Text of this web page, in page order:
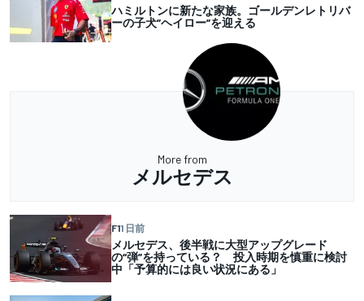
ハミルトンに新たな家族。ゴールデンレトリバ
ーの子犬”ヘイロー”を迎える
More from
メルセデス
F11 日前
メルセデス、後半戦に大型アップグレード
の“弾”を持っている？ 投入時期を慎重に検討
中「予算的には良い状況にある」